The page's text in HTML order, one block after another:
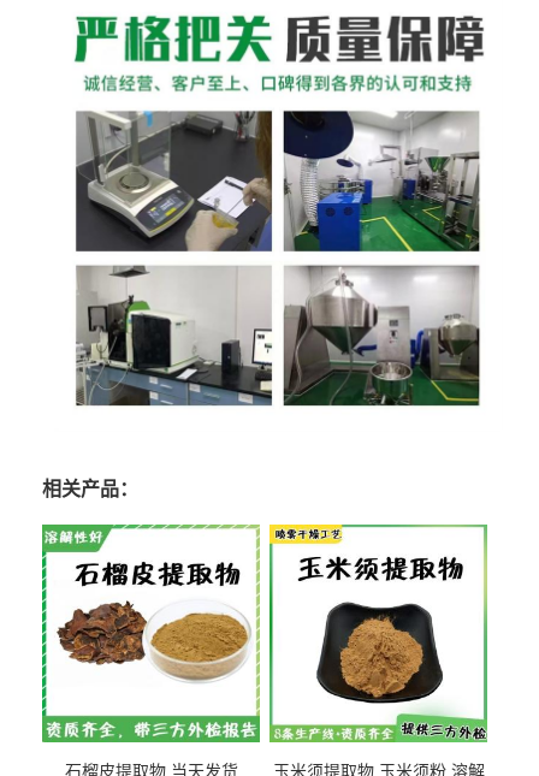
相关产品：
石榴皮提取物 当天发货 玉米须提取物 玉米须粉 溶解